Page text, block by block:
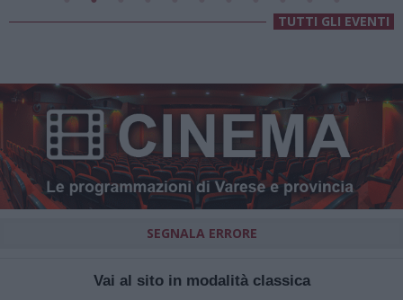
TUTTI GLI EVENTI
SEGNALA ERRORE
Vai al sito in modalità classica